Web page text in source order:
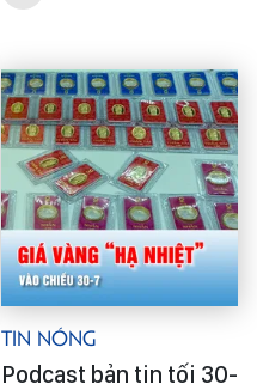
Tin Nóng
Podcast bản tin tối 30-